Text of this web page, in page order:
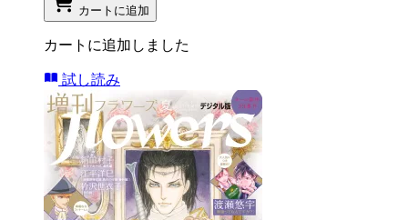
カートに追加
カートに追加しました
試し読み